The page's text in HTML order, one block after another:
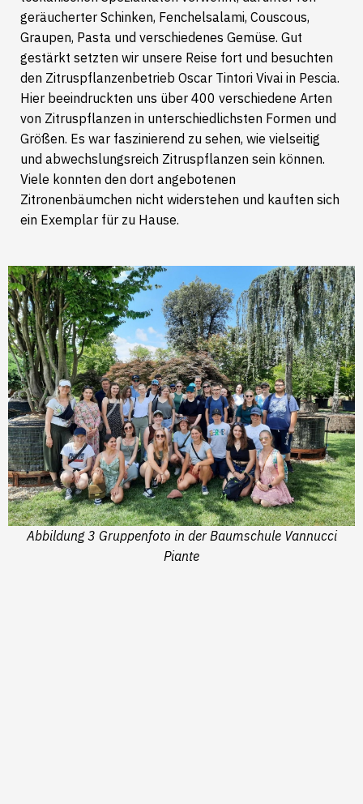
geräucherter Schinken, Fenchelsalami, Couscous,
Graupen, Pasta und verschiedenes Gemüse. Gut
gestärkt setzten wir unsere Reise fort und besuchten
den Zitruspflanzenbetrieb Oscar Tintori Vivai in Pescia.
Hier beeindruckten uns über 400 verschiedene Arten
von Zitruspflanzen in unterschiedlichsten Formen und
Größen. Es war faszinierend zu sehen, wie vielseitig
und abwechslungsreich Zitruspflanzen sein können.
Viele konnten den dort angebotenen
Zitronenbäumchen nicht widerstehen und kauften sich
ein Exemplar für zu Hause.
Abbildung 3 Gruppenfoto in der Baumschule Vannucci
Piante